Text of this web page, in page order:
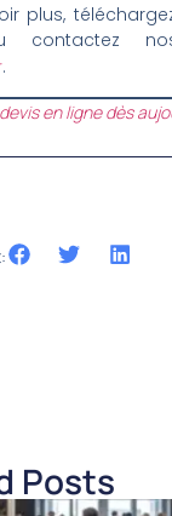
plus,
contactez
.
en ligne dès
Posts